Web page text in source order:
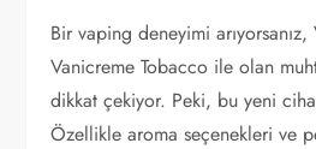
Bir vaping deneyimi
Vanicreme Tobacco ile olan
dikkat çekiyor. Peki, bu yeni
Özellikle aroma seçenekleri ve